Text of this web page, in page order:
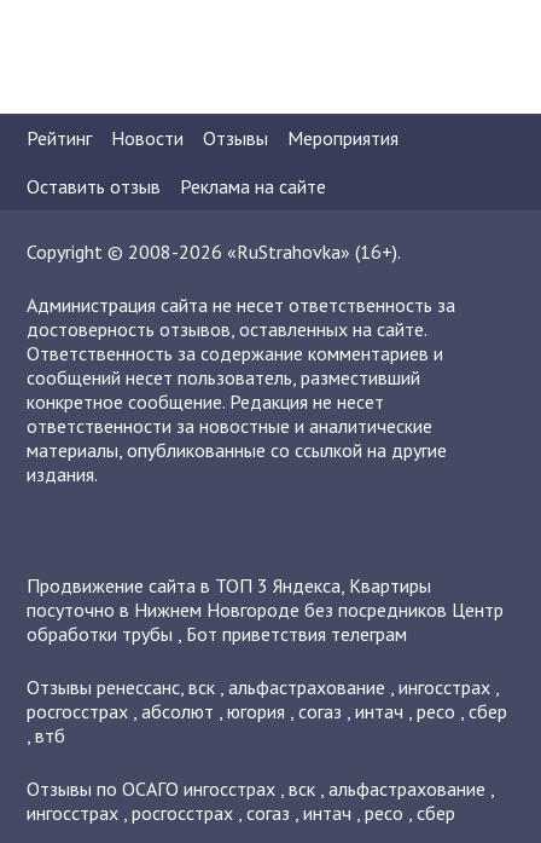
Рейтинг Новости Отзывы
Мероприятия
Оставить отзыв
Реклама на сайте
Copyright © 2008-2026 «RuStrahovka» (16+).
Администрация сайта не несет ответственность за
достоверность отзывов, оставленных на сайте.
Ответственность за содержание комментариев и
сообщений несет пользователь, разместивший
конкретное сообщение. Редакция не несет
ответственности за новостные и аналитические
материалы, опубликованные со ссылкой на другие
издания.
Продвижение сайта в ТОП 3 Яндекса Квартиры
посуточно в Нижнем Новгороде без посредников Центр
обработки трубы
Бот приветствия телеграм
Отзывыренессанс ,вск ,альфастрахование ,ингосстрах
росгосстрах ,абсолют ,югория ,согаз ,интач ,ресо ,сбер
,втб
Отзывы по ОСАГОингосстрах ,вск ,альфастрахование
ингосстрах ,росгосстрах ,согаз ,интач ,ресо ,сбер